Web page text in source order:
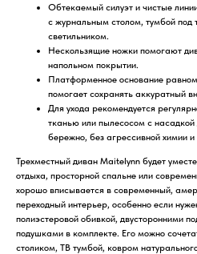
Обтекаемый силуэт и чистые
с журнальным столом, тумбой под
светильником.
Нескользящие ножки помогают
напольном покрытии.
Платформенное основание
помогает сохранять аккуратный
Для ухода рекомендуется
тканью или пылесосом с
бережно, без агрессивной химии
Трехместный диван Maitelynn будет
отдыха, просторной спальне или
хорошо вписывается в современный,
переходный интерьер, особенно если
полиэстеровой обивкой, двусторонними
подушками в комплекте. Его можно
столиком, ТВ тумбой, ковром